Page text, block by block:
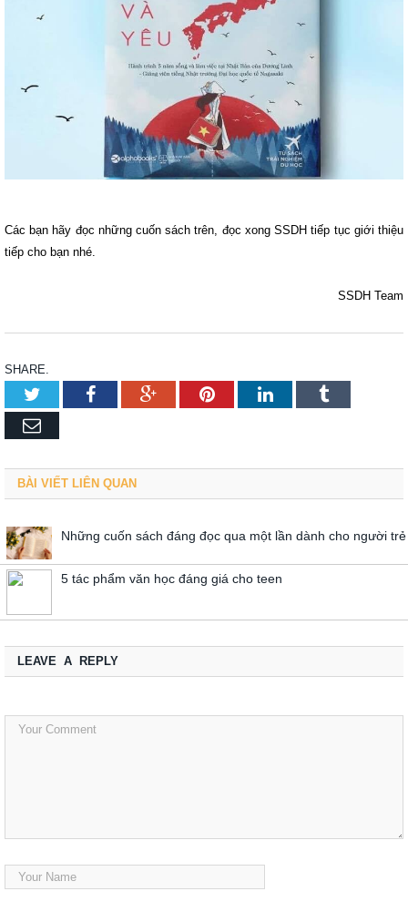
Các bạn hãy đọc những cuốn sách trên, đọc xong SSDH tiếp tục giới thiệu
tiếp cho bạn nhé.
SSDH Team
SHARE.
TwitterFacebookGoogle+PinterestLinkedInTumblr
Email
BÀI VIẾT LIÊN QUAN
Những cuốn sách đáng đọc qua một lần dành cho người trẻ
5 tác phẩm văn học đáng giá cho teen
LEAVE A REPLY